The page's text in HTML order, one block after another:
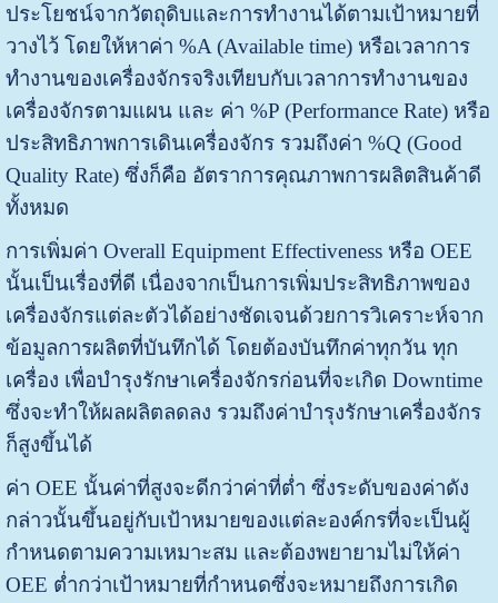
ประโยชน์จากวัตถุดิบและการทำงานได้ตามเป้าหมายที่
วางไว้ โดยให้หาค่า %A (Available time) หรือเวลาการ
ทำงานของเครื่องจักรจริงเทียบกับเวลาการทำงานของ
เครื่องจักรตามแผน และ ค่า %P (Performance Rate) หรือ
ประสิทธิภาพการเดินเครื่องจักร รวมถึงค่า %Q (Good
Quality Rate) ซึ่งก็คือ อัตราการคุณภาพการผลิตสินค้าดี
ทั้งหมด
การเพิ่มค่า Overall Equipment Effectiveness หรือ OEE
นั้นเป็นเรื่องที่ดี เนื่องจากเป็นการเพิ่มประสิทธิภาพของ
เครื่องจักรแต่ละตัวได้อย่างชัดเจนด้วยการวิเคราะห์จาก
ข้อมูลการผลิตที่บันทึกได้ โดยต้องบันทึกค่าทุกวัน ทุก
เครื่อง เพื่อบำรุงรักษาเครื่องจักรก่อนที่จะเกิด Downtime
ซึ่งจะทำให้ผลผลิตลดลง รวมถึงค่าบำรุงรักษาเครื่องจักร
ก็สูงขึ้นได้
ค่า OEE นั้นค่าที่สูงจะดีกว่าค่าที่ต่ำ ซึ่งระดับของค่าดัง
กล่าวนั้นขึ้นอยู่กับเป้าหมายของแต่ละองค์กรที่จะเป็นผู้
กำหนดตามความเหมาะสม และต้องพยายามไม่ให้ค่า
OEE ต่ำกว่าเป้าหมายที่กำหนดซึ่งจะหมายถึงการเกิด